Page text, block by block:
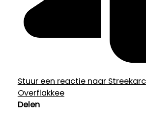
Stuur een reactie naar
Overflakkee
Delen